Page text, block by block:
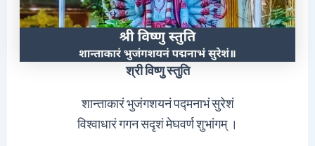
श्री विष्णु स्तुति
शान्ताकारं भुजंगशयनं पद्मनाभं सुरेशं
विश्वाधारं गगन सदृशं मेघवर्ण शुभांगम् ।